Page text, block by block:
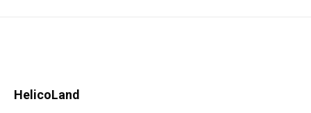
HelicoLand